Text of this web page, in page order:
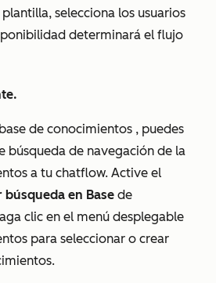
selecciona los usuarios
determinará el flujo
de conocimientos , puedes
búsqueda de navegación de la
a tu chatflow. Active el
búsqueda en Base de
clic en el menú desplegable
para seleccionar o crear